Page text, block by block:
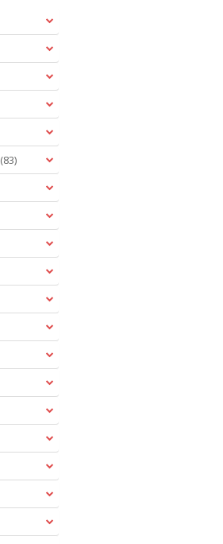
(83)